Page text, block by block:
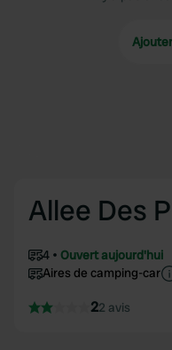
Allee Des
4
Ouvert aujourd'hui
Aires de camping-car
22 avis